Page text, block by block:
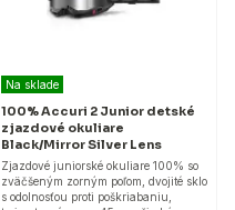
Na sklade
100% Accuri 2 Junior detské
zjazdové okuliare
Black/Mirror Silver Lens
Zjazdové juniorské okuliare 100% so
zväčšeným zorným poľom, dvojité sklo
s odolnosťou proti poškriabaniu,